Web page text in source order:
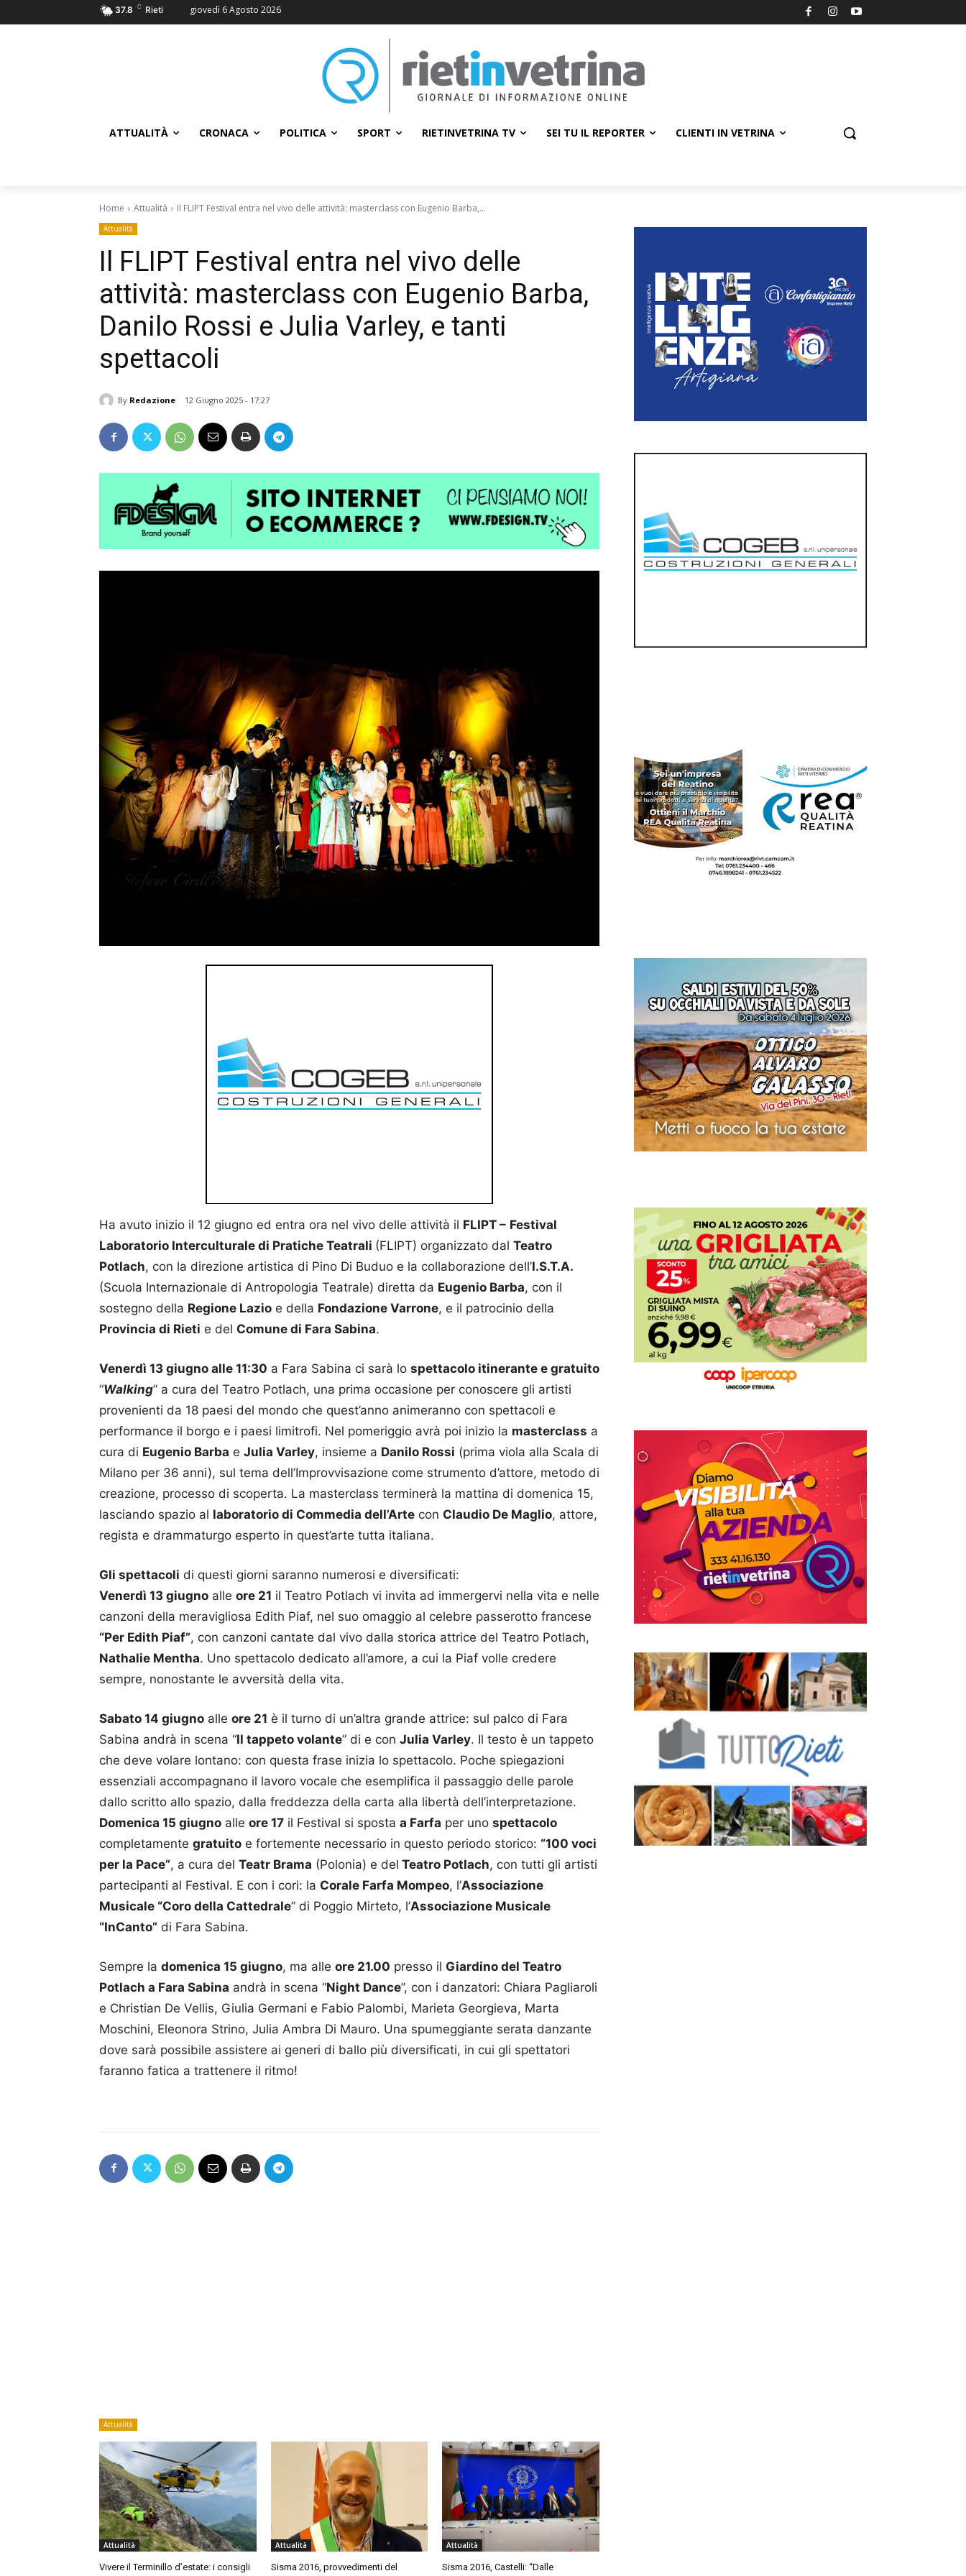
37.8 C Rieti giovedì 6 Agosto 2026
ATTUALITÀ CRONACA POLITICA SPORT RIETINVETRINA TV SEI TU IL REPORTER CLIENTI IN VETRINA
Home Attualità Il FLIPT Festival entra nel vivo delle attività: masterclass con Eugenio Barba,...
Attualità
Il FLIPT Festival entra nel vivo delle
attività: masterclass con Eugenio Barba,
Danilo Rossi e Julia Varley, e tanti
spettacoli
By Redazione 12 Giugno 2025 - 17:27
Ha avuto inizio il 12 giugno ed entra ora nel vivo delle attività il FLIPT – Festival
Laboratorio Interculturale di Pratiche Teatrali (FLIPT) organizzato dal Teatro
Potlach, con la direzione artistica di Pino Di Buduo e la collaborazione dell’I.S.T.A.
(Scuola Internazionale di Antropologia Teatrale) diretta da Eugenio Barba, con il
sostegno della Regione Lazio e della Fondazione Varrone, e il patrocinio della
Provincia di Rieti e del Comune di Fara Sabina.
Venerdì 13 giugno alle 11:30 a Fara Sabina ci sarà lo spettacolo itinerante e gratuito
“Walking” a cura del Teatro Potlach, una prima occasione per conoscere gli artisti
provenienti da 18 paesi del mondo che quest’anno animeranno con spettacoli e
performance il borgo e i paesi limitrofi. Nel pomeriggio avrà poi inizio la masterclass a
cura di Eugenio Barba e Julia Varley, insieme a Danilo Rossi (prima viola alla Scala di
Milano per 36 anni), sul tema dell’Improvvisazione come strumento d’attore, metodo di
creazione, processo di scoperta. La masterclass terminerà la mattina di domenica 15,
lasciando spazio al laboratorio di Commedia dell’Arte con Claudio De Maglio, attore,
regista e drammaturgo esperto in quest’arte tutta italiana.
Gli spettacoli di questi giorni saranno numerosi e diversificati:
Venerdì 13 giugno alle ore 21 il Teatro Potlach vi invita ad immergervi nella vita e nelle
canzoni della meravigliosa Edith Piaf, nel suo omaggio al celebre passerotto francese
“Per Edith Piaf”, con canzoni cantate dal vivo dalla storica attrice del Teatro Potlach,
Nathalie Mentha. Uno spettacolo dedicato all’amore, a cui la Piaf volle credere
sempre, nonostante le avversità della vita.
Sabato 14 giugno alle ore 21 è il turno di un’altra grande attrice: sul palco di Fara
Sabina andrà in scena “Il tappeto volante” di e con Julia Varley. Il testo è un tappeto
che deve volare lontano: con questa frase inizia lo spettacolo. Poche spiegazioni
essenziali accompagnano il lavoro vocale che esemplifica il passaggio delle parole
dallo scritto allo spazio, dalla freddezza della carta alla libertà dell’interpretazione.
Domenica 15 giugno alle ore 17 il Festival si sposta a Farfa per uno spettacolo
completamente gratuito e fortemente necessario in questo periodo storico: “100 voci
per la Pace”, a cura del Teatr Brama (Polonia) e del Teatro Potlach, con tutti gli artisti
partecipanti al Festival. E con i cori: la Corale Farfa Mompeo, l’Associazione
Musicale “Coro della Cattedrale” di Poggio Mirteto, l’Associazione Musicale
“InCanto” di Fara Sabina.
Sempre la domenica 15 giugno, ma alle ore 21.00 presso il Giardino del Teatro
Potlach a Fara Sabina andrà in scena “Night Dance”, con i danzatori: Chiara Pagliaroli
e Christian De Vellis, Giulia Germani e Fabio Palombi, Marieta Georgieva, Marta
Moschini, Eleonora Strino, Julia Ambra Di Mauro. Una spumeggiante serata danzante
dove sarà possibile assistere ai generi di ballo più diversificati, in cui gli spettatori
faranno fatica a trattenere il ritmo!
Attualità
Attualità
Vivere il Terminillo d’estate: i consigli
Attualità
Sisma 2016, provvedimenti del
Attualità
Sisma 2016, Castelli: “Dalle